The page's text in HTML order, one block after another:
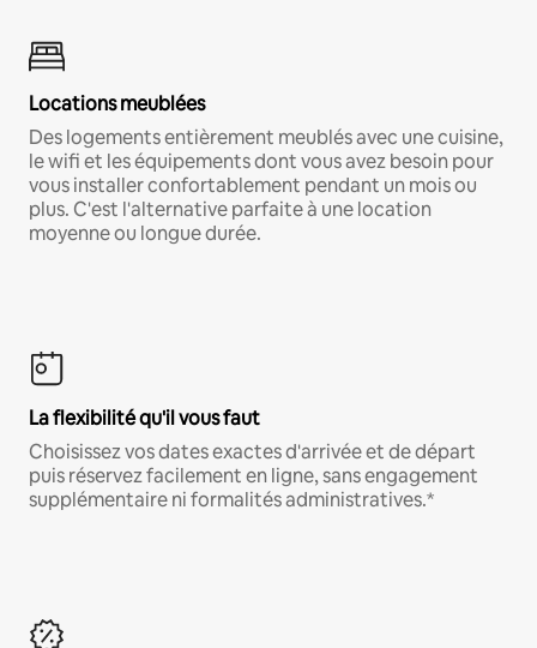
Locations meublées
Des logements entièrement meublés avec une cuisine,
le wifi et les équipements dont vous avez besoin pour
vous installer confortablement pendant un mois ou
plus. C'est l'alternative parfaite à une location
moyenne ou longue durée.
La flexibilité qu'il vous faut
Choisissez vos dates exactes d'arrivée et de départ
puis réservez facilement en ligne, sans engagement
supplémentaire ni formalités administratives.*